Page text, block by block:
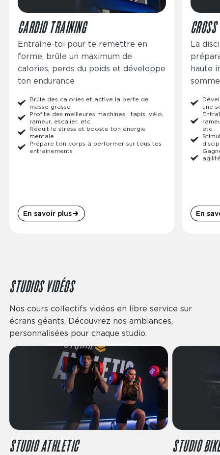
CARDIO TRAINING
Entraîne-toi pour te remettre en
forme, brûle un maximum de
calories, perds du poids et développe
ton endurance
Brûle des calories et active la perte de
masse grasse
Profite des meilleures machines : tapis, vélo,
rameur, escalier, etc.
Réduit le stress et booste ton énergie
mentale
Prépare ton corps à performer sur tous tes
entraînements
En savoir plus
La
haute
une
etc.
En
STUDIOS VIDÉOS
Nos cours collectifs vidéos en libre service sur
écrans géants. Découvrez nos ambiances,
personnalisées pour chaque studio.
STUDIO ATHLETIC STUDIO